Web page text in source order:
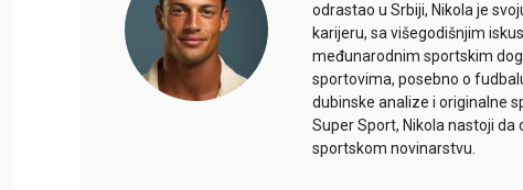
odrastao u Srbiji, Nikola je
karijeru, sa višegodišnjim
međunarodnim sportskim
sportovima, posebno o
dubinske analize i originalne
Super Sport, Nikola nastoji
sportskom novinarstvu.